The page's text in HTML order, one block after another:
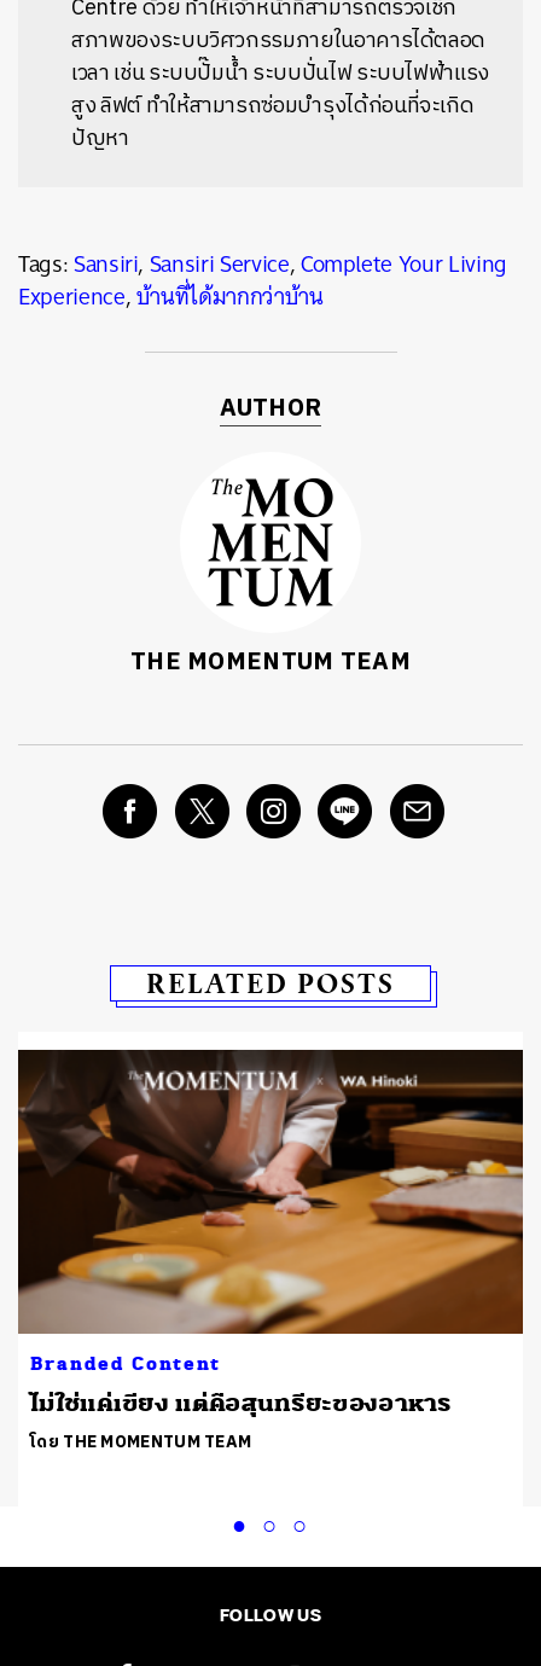
Centre ด้วย ทำให้เจ้าหน้าที่สามารถตรวจเช็ก
สภาพของระบบวิศวกรรมภายในอาคารได้ตลอด
เวลา เช่น ระบบปั๊มน้ำ ระบบปั่นไฟ ระบบไฟฟ้าแรง
สูง ลิฟต์ ทำให้สามารถซ่อมบำรุงได้ก่อนที่จะเกิด
ปัญหา
Tags:Sansiri,Sansiri Service,Complete Your Living
Experience,บ้านที่ได้มากกว่าบ้าน
AUTHOR
THE MOMENTUM TEAM
RELATED POSTS
Branded Content
ไม่ใช่แค่เขียง แต่คือสุนทรียะของอาหาร
โดย THE MOMENTUM TEAM
FOLLOW US